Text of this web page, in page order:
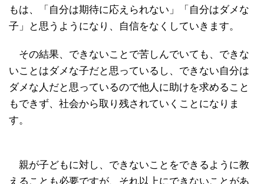
もは、「自分は期待に応えられない」「自分はダメな
子」と思うようになり、自信をなくしていきます。
その結果、できないことで苦しんでいても、できな
いことはダメな子だと思っているし、できない自分は
ダメな人だと思っているので他人に助けを求めること
もできず、社会から取り残されていくことになりま
す。
親が子どもに対し、できないことをできるように教
えることも必要ですが、それ以上にできないことがあ